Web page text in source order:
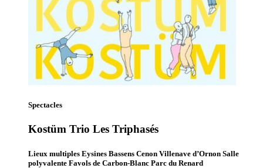
Spectacles
Kostüm Trio Les Triphasés
Lieux multiples Eysines Bassens Cenon Villenave d’Ornon Salle
polyvalente Favols de Carbon-Blanc Parc du Renard